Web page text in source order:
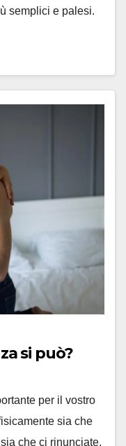
semplici e palesi.
si può?
per il vostro
sia che
che ci rinunciate.